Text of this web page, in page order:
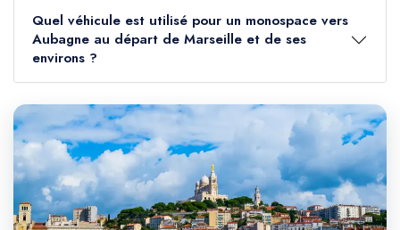
Quel véhicule est utilisé pour un monospace vers
Aubagne au départ de Marseille et de ses
environs ?